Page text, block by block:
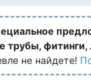
трубы, фитинги,
не найдете!